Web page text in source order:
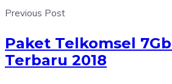
Previous Post
Paket Telkomsel
Terbaru 2018